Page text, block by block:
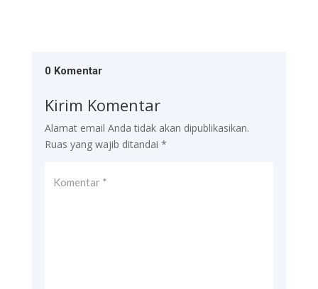
0 Komentar
Kirim Komentar
Alamat email Anda tidak akan dipublikasikan.
Ruas yang wajib ditandai *